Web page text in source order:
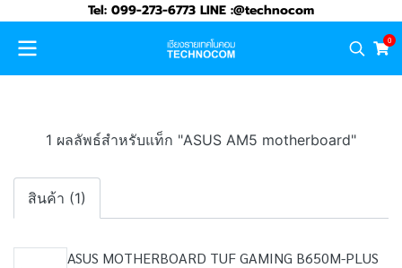
Tel: 099-273-6773 LINE :@technocom
0
1 ผลลัพธ์สำหรับแท็ก "ASUS AM5 motherboard"
สินค้า (1)
ASUS MOTHERBOARD TUF GAMING B650M-PLUS